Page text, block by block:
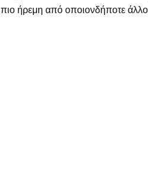
πιο ήρεμη από οποιονδήποτε